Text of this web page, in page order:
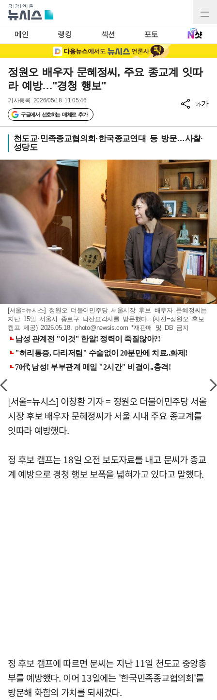
메인 랭킹 섹션 포토
정원오 배우자 문혜정씨, 주요 종교계 잇따
라 예방…"경청 행보"
기사등록 2026/05/18 11:05:46
구글에서 선호하는 매체로 추가
가가
천도교·민족종교협의회·한국종교연대 등 방문…사찰·
성당도
[서울=뉴시스] 정원오 더불어민주당 서울시장 후보 배우자 문혜정씨는
지난 15일 서울시 종로구 낙산묘각사를 방문했다. (사진=정원오 후보
캠프 제공) 2026.05.18.photo@newsis.com *재판매 및 DB 금지
[서울=뉴시스] 이창환 기자 = 정원오 더불어민주당 서울
시장 후보 배우자 문혜정씨가 서울 시내 주요 종교계를
잇따라 예방했다.
정 후보 캠프는 18일 오전 보도자료를 내고 문씨가 종교
계 예방으로 경청 행보 보폭을 넓혀가고 있다고 말했다.
정 후보 캠프에 따르면 문씨는 지난 11일 천도교 중앙총
부를 예방했다. 이어 13일에는 '한국민족종교협의회'를
방문해 화합의 가치를 되새겼다.